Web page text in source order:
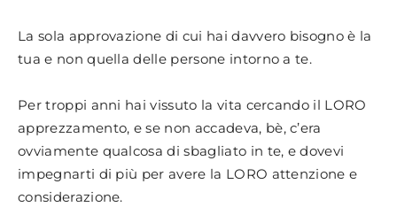
La sola approvazione di cui hai davvero bisogno è la
tua e non quella delle persone intorno a te.
Per troppi anni hai vissuto la vita cercando il LORO
apprezzamento, e se non accadeva, bè, c’era
ovviamente qualcosa di sbagliato in te, e dovevi
impegnarti di più per avere la LORO attenzione e
considerazione.